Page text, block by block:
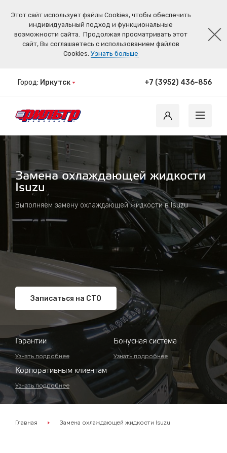
Этот сайт использует файлы Cookies, чтобы обеспечить
индивидуальный подход и функциональные
возможности сайта. Продолжая просматривать этот
сайт, Вы соглашаетесь с использованием файлов
Cookies. Узнать больше
Город: Иркутск +7 (3952) 436-856
Замена охлаждающей жидкости
Isuzu
Выполняем замену охлаждающей жидкости в Isuzu
Записаться на СТО
Гарантии
Узнать подробнее
Бонусная система
Узнать подробнее
Корпоративным клиентам
Узнать подробнее
Главная Замена охлаждающей жидкости Isuzu